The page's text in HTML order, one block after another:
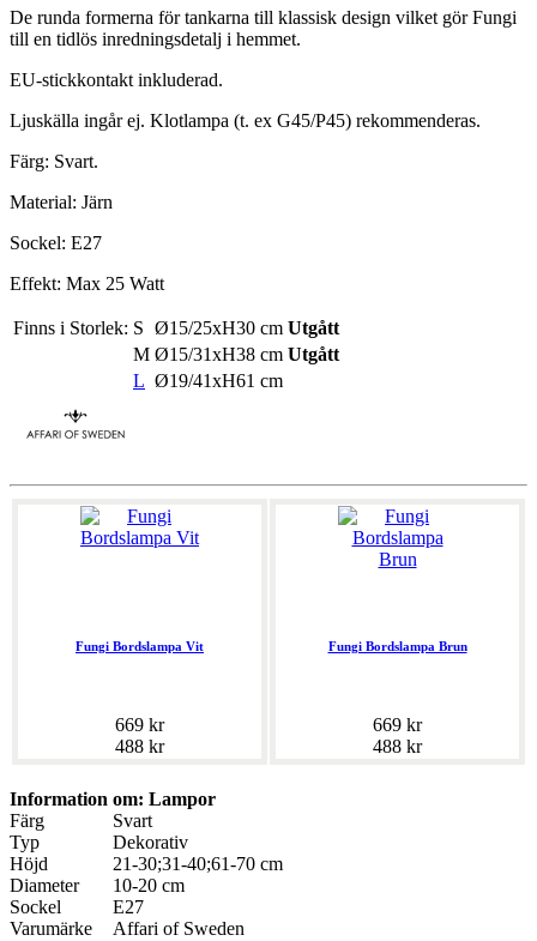
De runda formerna för tankarna till klassisk design vilket gör Fungi
till en tidlös inredningsdetalj i hemmet.
EU-stickkontakt inkluderad.
Ljuskälla ingår ej. Klotlampa (t. ex G45/P45) rekommenderas.
Färg: Svart.
Material: Järn
Sockel: E27
Effekt: Max 25 Watt
Finns i Storlek: S Ø15/25xH30 cm Utgått
M Ø15/31xH38 cm Utgått
L Ø19/41xH61 cm
Fungi Bordslampa Vit
669 kr
488 kr
Fungi Bordslampa Brun
669 kr
488 kr
Information om: Lampor
Färg
Svart
Typ
Dekorativ
Höjd
21-30;31-40;61-70 cm
Diameter
10-20 cm
Sockel
E27
Varumärke
Affari of Sweden